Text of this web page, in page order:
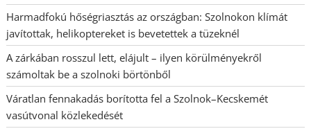
Harmadfokú hőségriasztás az országban: Szolnokon klímát
javítottak, helikoptereket is bevetettek a tüzeknél
A zárkában rosszul lett, elájult – ilyen körülményekről
számoltak be a szolnoki börtönből
Váratlan fennakadás borította fel a Szolnok–Kecskemét
vasútvonal közlekedését